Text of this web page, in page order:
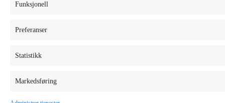
Funksjonell
Preferanser
Statistikk
Markedsføring